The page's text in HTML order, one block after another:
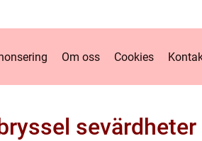
Om oss Cookies
sevärdheter